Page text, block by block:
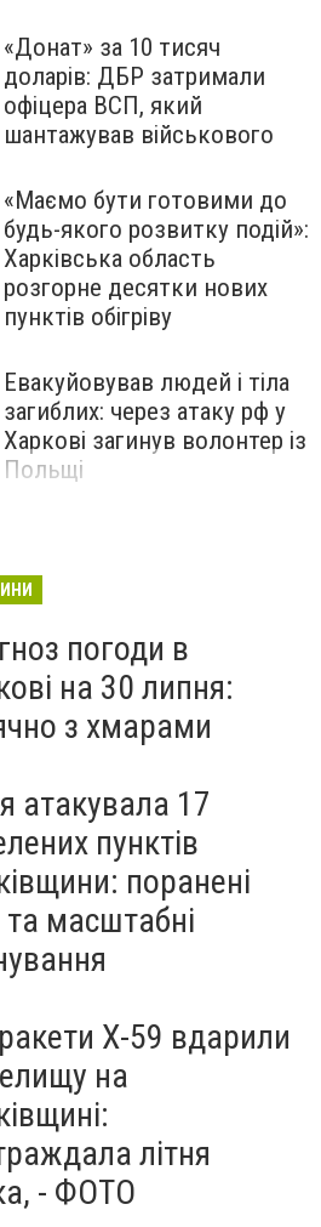
«Донат» за 10 тисяч
доларів: ДБР затримали
офіцера ВСП, який
шантажував військового
«Маємо бути готовими до
будь-якого розвитку подій»:
Харківська область
розгорне десятки нових
пунктів обігріву
Евакуйовував людей і тіла
загиблих: через атаку рф у
Харкові загинув волонтер із
Польщі
Харкові викрили члена
погоди в
на 30 липня:
з хмарами
атакувала 17
пунктів
поранені
та масштабні
Х-59 вдарили
на
літня
- ФОТО